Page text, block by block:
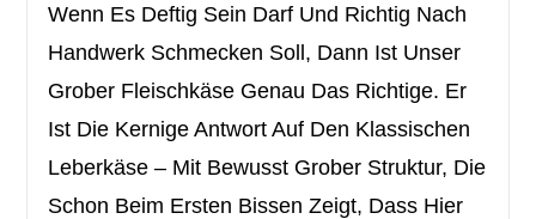
Wenn Es Deftig Sein Darf Und Richtig Nach
Handwerk Schmecken Soll, Dann Ist Unser
Grober Fleischkäse Genau Das Richtige. Er
Ist Die Kernige Antwort Auf Den Klassischen
Leberkäse – Mit Bewusst Grober Struktur, Die
Schon Beim Ersten Bissen Zeigt, Dass Hier